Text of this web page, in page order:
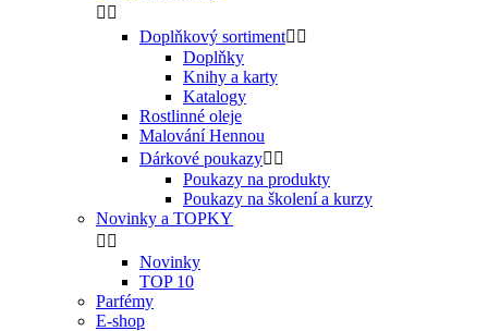
 
Doplňkový sortiment 
Doplňky
Knihy a karty
Katalogy
Rostlinné oleje
Malování Hennou
Dárkové poukazy 
Poukazy na produkty
Poukazy na školení a kurzy
Novinky a TOPKY
 
Novinky
TOP 10
Parfémy
E-shop